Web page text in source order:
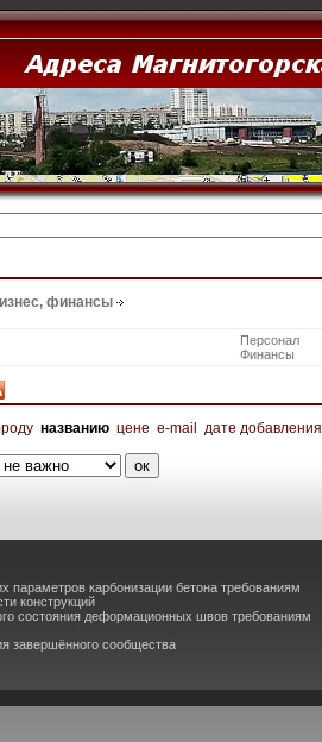
финансы
Персонал
Финансы
названию цене e-mail дате добавления
параметров карбонизации бетона требованиям
конструкций
состояния деформационных швов требованиям
завершённого сообщества